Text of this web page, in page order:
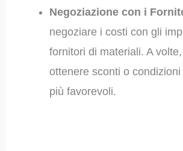
Negoziazione con i
negoziare i costi con gli
fornitori di materiali. A
ottenere sconti o
più favorevoli.